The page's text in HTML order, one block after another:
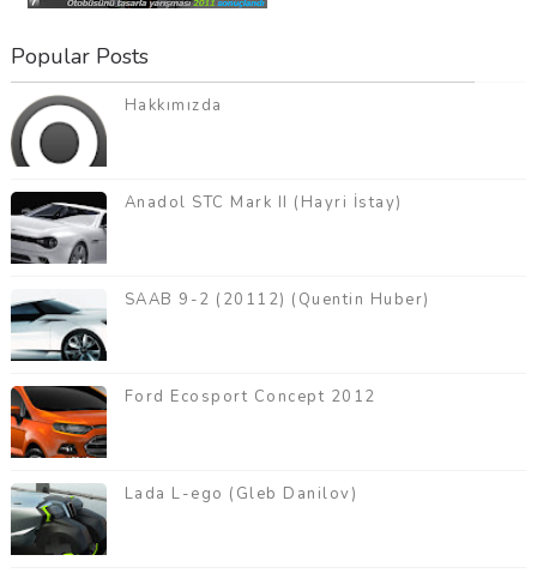
Popular Posts
Hakkımızda
Anadol STC Mark II (Hayri İstay)
SAAB 9-2 (20112) (Quentin Huber)
Ford Ecosport Concept 2012
Lada L-ego (Gleb Danilov)